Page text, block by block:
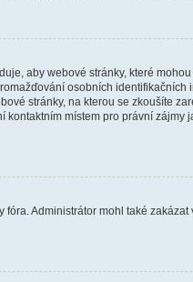
aby webové stránky, které
osobních identifikačních
stránky, na kterou se zkoušíte
místem pro právní zájmy
Administrátor mohl také